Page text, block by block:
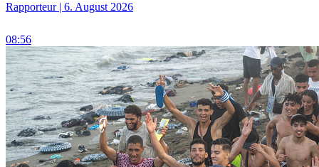
Rapporteur | 6. August 2026
08:56